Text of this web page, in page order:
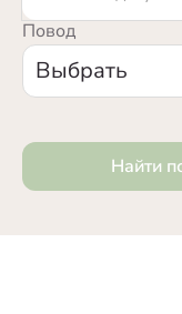
Повод
Выбрать
Найти